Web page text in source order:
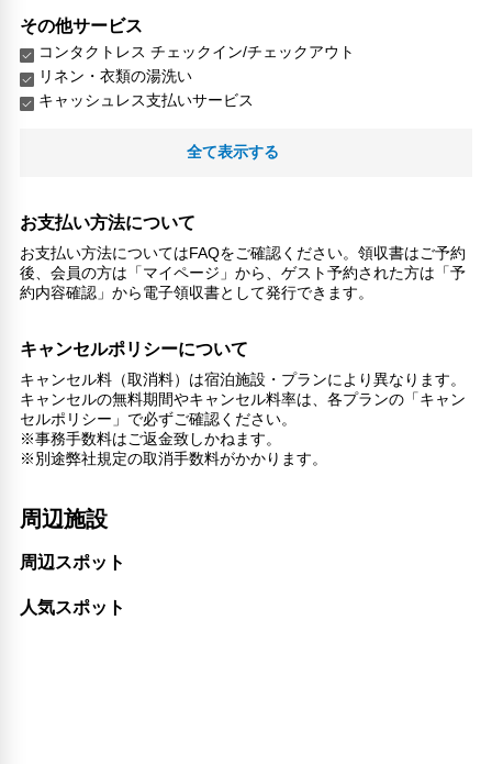
その他サービス
コンタクトレス チェックイン/チェックアウト
リネン・衣類の湯洗い
キャッシュレス支払いサービス
全て表示する
お支払い方法について
お支払い方法についてはFAQをご確認ください。領収書はご予約
後、会員の方は「マイページ」から、ゲスト予約された方は「予
約内容確認」から電子領収書として発行できます。
キャンセルポリシーについて
キャンセル料（取消料）は宿泊施設・プランにより異なります。
キャンセルの無料期間やキャンセル料率は、各プランの「キャン
セルポリシー」で必ずご確認ください。
※事務手数料はご返金致しかねます。
※別途弊社規定の取消手数料がかかります。
周辺施設
周辺スポット
人気スポット